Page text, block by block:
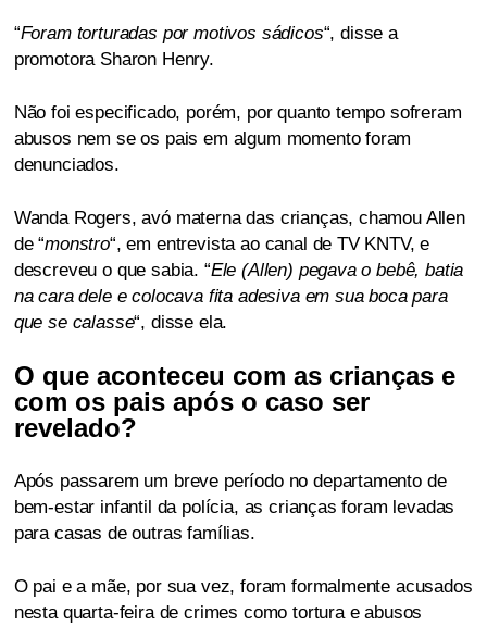
“Foram torturadas por motivos sádicos“, disse a
promotora Sharon Henry.
Não foi especificado, porém, por quanto tempo sofreram
abusos nem se os pais em algum momento foram
denunciados.
Wanda Rogers, avó materna das crianças, chamou Allen
de “monstro“, em entrevista ao canal de TV KNTV, e
descreveu o que sabia. “Ele (Allen) pegava o bebê, batia
na cara dele e colocava fita adesiva em sua boca para
que se calasse“, disse ela.
O que aconteceu com as crianças e
com os pais após o caso ser
revelado?
Após passarem um breve período no departamento de
bem-estar infantil da polícia, as crianças foram levadas
para casas de outras famílias.
O pai e a mãe, por sua vez, foram formalmente acusados
nesta quarta-feira de crimes como tortura e abusos